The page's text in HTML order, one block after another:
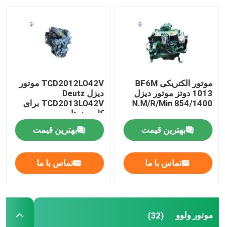
کارخانه تور
کنترل کیفیت
تماس با ما
درخواست نقل قول
موتور DEUTZ
موتور کامینز
موتور الکتریکی BF6M
1013 دوتز موتور دیزل
854/1400 N.M/R/Min
بهترین قیمت
تماس با ما
TCD2012LO42V موتور
دیزل Deutz
TCD2013LO42V برای
کامیون ها
بهترین قیمت
تماس با ما
موتور ولوو (32)